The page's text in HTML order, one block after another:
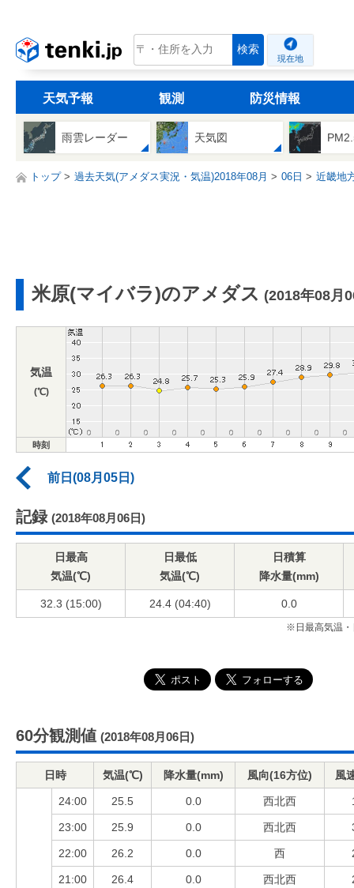
tenki.jp 検索
現在地
天気予報 観測 防災情報
雨雲レーダー 天気図
トップ 過去天気(アメダス実況・気温)2018年08月 06日 近畿地
米原(マイバラ)のアメダス (2018年08月
気温
(℃)
時刻
前日(08月05日)
記録 (2018年08月06日)
日最高
気温(℃)
日最低
気温(℃)
日積算
降水量(mm)
32.3 (15:00) 24.4 (04:40) 0.0
※日最高気温・
60分観測値 (2018年08月06日)
日時 気温(℃) 降水量(mm) 風向(16方位) 風
24:00 25.5 0.0 西北西
23:00 25.9 0.0 西北西
22:00 26.2 0.0 西
21:00 26.4 0.0 西北西